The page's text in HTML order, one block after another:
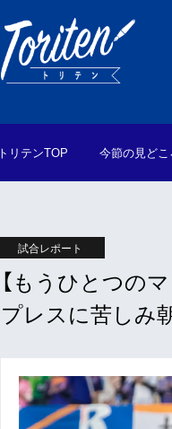
トリテンTOP 今節の見どこ
試合レポート
【もうひとつの
プレスに苦しみ